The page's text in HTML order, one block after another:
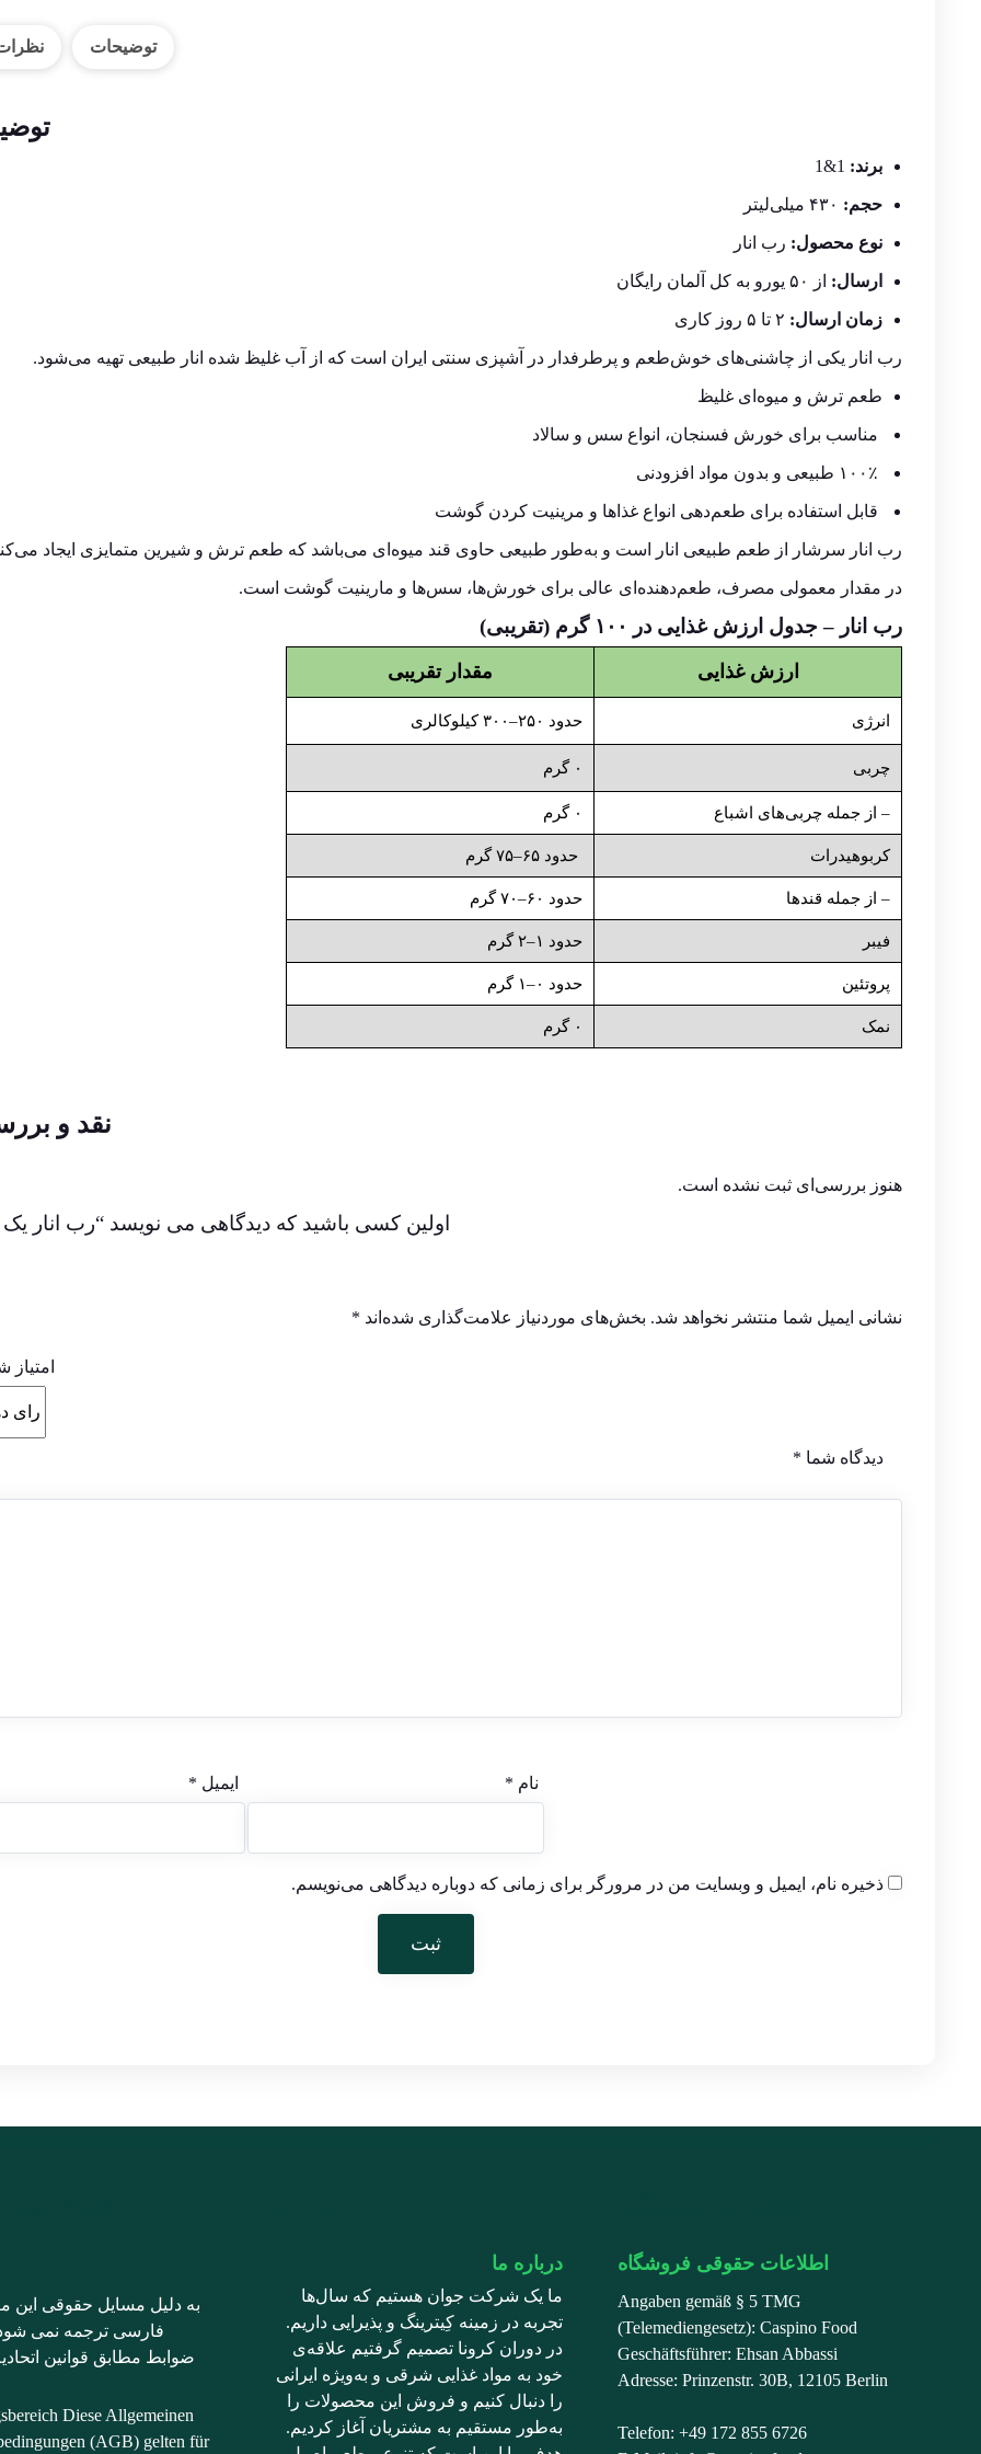
توضیحات نظرات
برند:
حجم:
نوع محصول: رب انار
ارسال: از ۵۰ یورو به کل آلمان رایگان
زمان ارسال:
رب انار یکی از چاشنی‌های خوش‌طعم و پرطرفدار در آشپزی سنتی ایران است که از آب غلیظ‌ شده انار طبیعی تهیه می‌شود.
طعم ترش و میوه‌ای غلیظ
مناسب برای خورش فسنجان، انواع سس و سالاد
قابل استفاده برای طعم‌دهی انواع غذاها و مرینیت کردن گوشت
رب انار سرشار از طعم طبیعی انار است و به‌طور طبیعی حاوی قند میوه‌ای می‌باشد که طعم ترش و شیرین متمایزی ایجاد
در مقدار معمولی مصرف، طعم‌دهنده‌ای عالی برای خورش‌ها، سس‌ها و مارینیت گوشت است.
رب انار –جدول ارزش غذایی در ۱۰۰ گرم (تقریبی)
ارزش غذایی مقدار تقریبی
انرژی حدود ۲۵۰–۳۰۰ کیلوکالری
چربی ۰ گرم
– از جمله چربی‌های اشباع ۰ گرم
کربوهیدرات حدود ۶۵–۷۵ گرم
– از جمله قندها حدود ۶۰–۷۰ گرم
فیبر حدود ۱–۲ گرم
پروتئین حدود ۰–۱ گرم
نمک ۰ گرم
نقد و
هنوز بررسی‌ای ثبت نشده است.
اولین کسی باشید که دیدگاهی می نویسد “رب انار
نشانی ایمیل شما منتشر نخواهد شد. بخش‌های موردنیاز علامت‌گذاری شده‌اند *
امتیاز
دیدگاه شما *
نام * ایمیل *
ذخیره نام، ایمیل و وبسایت من در مرورگر برای زمانی که دوباره دیدگاهی می‌نویسم.
اطلاعات حقوقی فروشگاه
Angaben gemäß § 5 TMG
(Telemediengesetz): Caspino Food
Geschäftsführer: Ehsan Abbassi
Adresse: Prinzenstr. 30B, 12105 Berlin
Telefon: +49 172 855 6726
درباره ما
ما یک شرکت جوان هستیم که سال‌ها
تجربه در زمینه کِیترینگ و پذیرایی داریم.
در دوران کرونا تصمیم گرفتیم علاقه‌ی
خود به مواد غذایی شرقی و به‌ویژه ایرانی
را دنبال کنیم و فروش این محصولات را
به‌طور مستقیم به مشتریان آغاز کردیم.
به دلیل مسایل حقوقی این
فارسی ترجمه نمی
ضوابط مطابق قوانین
Diese Allgemeinen
(AGB) gelten für